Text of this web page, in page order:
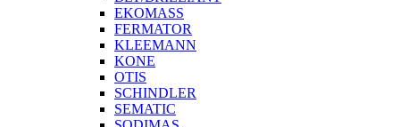
EKOMASS
FERMATOR
KLEEMANN
KONE
OTIS
SCHINDLER
SEMATIC